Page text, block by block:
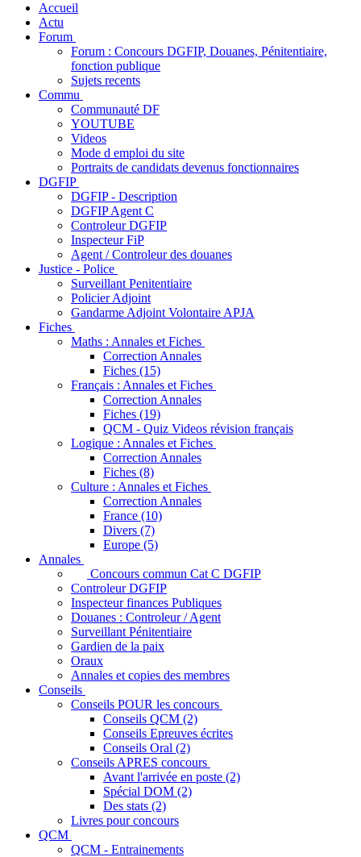
Accueil
Actu
Forum
Forum : Concours DGFIP, Douanes, Pénitentiaire,
fonction publique
Sujets recents
Commu
Communauté DF
YOUTUBE
Videos
Mode d emploi du site
Portraits de candidats devenus fonctionnaires
DGFIP
DGFIP - Description
DGFIP Agent C
Controleur DGFIP
Inspecteur FiP
Agent / Controleur des douanes
Justice - Police
Surveillant Penitentiaire
Policier Adjoint
Gandarme Adjoint Volontaire APJA
Fiches
Maths : Annales et Fiches
Correction Annales
Fiches (15)
Français : Annales et Fiches
Correction Annales
Fiches (19)
QCM - Quiz Videos révision français
Logique : Annales et Fiches
Correction Annales
Fiches (8)
Culture : Annales et Fiches
Correction Annales
France (10)
Divers (7)
Europe (5)
Annales
Concours commun Cat C DGFIP
Controleur DGFIP
Inspecteur finances Publiques
Douanes : Controleur / Agent
Surveillant Pénitentiaire
Gardien de la paix
Oraux
Annales et copies des membres
Conseils
Conseils POUR les concours
Conseils QCM (2)
Conseils Epreuves écrites
Conseils Oral (2)
Conseils APRES concours
Avant l'arrivée en poste (2)
Spécial DOM (2)
Des stats (2)
Livres pour concours
QCM
QCM - Entrainements